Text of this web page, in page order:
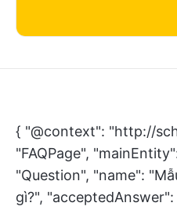
{ "@context": "http://
"FAQPage",
"Question", "name":
gì?",